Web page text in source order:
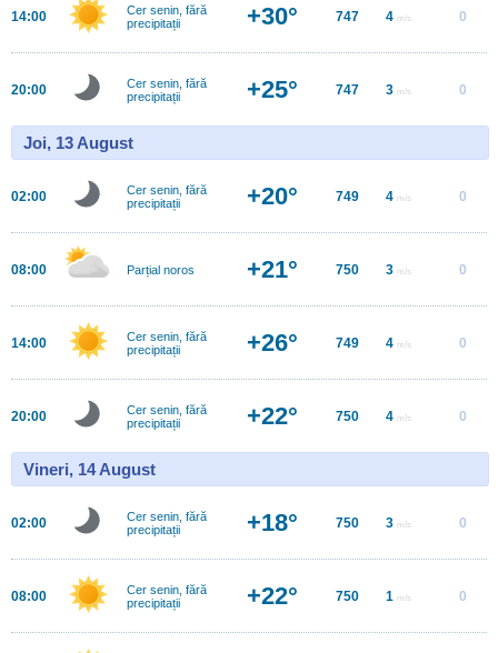
14:00
Cer senin, fără
precipitații
+30° 747 4 m/s 0
20:00
Cer senin, fără
precipitații
+25° 747 3 m/s 0
Joi, 13 August
02:00
Cer senin, fără
precipitații
+20° 749 4 m/s 0
08:00 Parțial noros +21° 750 3 m/s 0
14:00
Cer senin, fără
precipitații
+26° 749 4 m/s 0
20:00
Cer senin, fără
precipitații
+22° 750 4 m/s 0
Vineri, 14 August
02:00
Cer senin, fără
precipitații
+18° 750 3 m/s 0
08:00
Cer senin, fără
precipitații
+22° 750 1 m/s 0